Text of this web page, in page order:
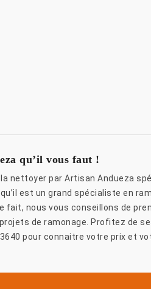
qu’il vous faut !
nettoyer par Artisan Andueza
est un grand spécialiste en
nous vous conseillons de
de ramonage. Profitez de
pour connaitre votre prix et